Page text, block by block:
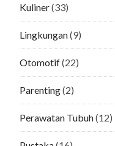
Kuliner(33)
Lingkungan(9)
Otomotif(22)
Parenting(2)
Perawatan Tubuh(12)